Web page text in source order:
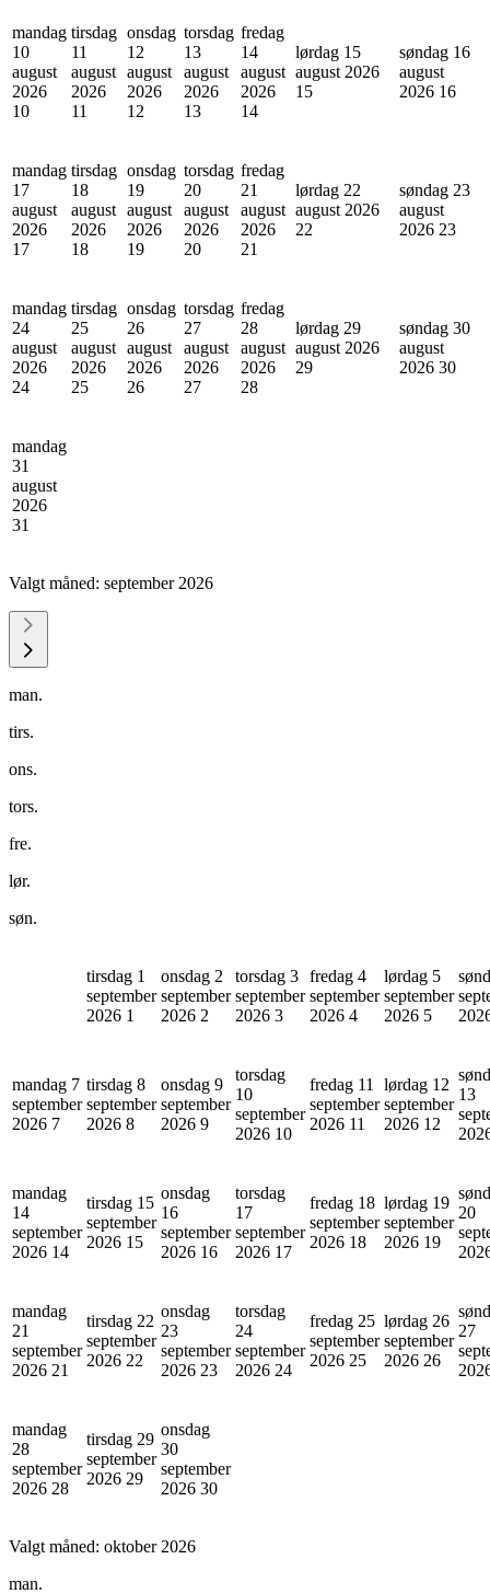
mandag
10
august
2026
10
tirsdag
11
august
2026
11
onsdag
12
august
2026
12
torsdag
13
august
2026
13
fredag
14
august
2026
14
lørdag 15
august 2026
15
søndag 16
august
2026 16
mandag
17
august
2026
17
tirsdag
18
august
2026
18
onsdag
19
august
2026
19
torsdag
20
august
2026
20
fredag
21
august
2026
21
lørdag 22
august 2026
22
søndag 23
august
2026 23
mandag
24
august
2026
24
tirsdag
25
august
2026
25
onsdag
26
august
2026
26
torsdag
27
august
2026
27
fredag
28
august
2026
28
lørdag 29
august 2026
29
søndag 30
august
2026 30
mandag
31
august
2026
31
Valgt måned: september 2026
man.
tirs.
ons.
tors.
fre.
lør.
søn.
tirsdag 1
september
2026 1
onsdag 2
september
2026 2
torsdag 3
september
2026 3
fredag 4
september
2026 4
lørdag 5
september
2026 5
mandag 7
september
2026 7
tirsdag 8
september
2026 8
onsdag 9
september
2026 9
torsdag
10
september
2026 10
fredag 11
september
2026 11
lørdag 12
september
2026 12
13
mandag
14
september
2026 14
tirsdag 15
september
2026 15
onsdag
16
september
2026 16
torsdag
17
september
2026 17
fredag 18
september
2026 18
lørdag 19
september
2026 19
20
mandag
21
september
2026 21
tirsdag 22
september
2026 22
onsdag
23
september
2026 23
torsdag
24
september
2026 24
fredag 25
september
2026 25
lørdag 26
september
2026 26
27
mandag
28
september
2026 28
tirsdag 29
september
2026 29
onsdag
30
september
2026 30
Valgt måned: oktober 2026
man.